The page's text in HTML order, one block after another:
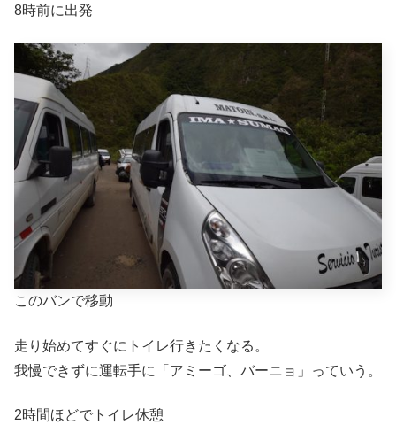
8時前に出発
このバンで移動
走り始めてすぐにトイレ行きたくなる。
我慢できずに運転手に「アミーゴ、バーニョ」っていう。
2時間ほどでトイレ休憩